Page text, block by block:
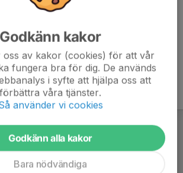
Godkänn kakor
oss av kakor (cookies) för att vår
fungera bra för dig. De används
i syfte att hjälpa oss att
förbättra våra tjänster.
använder vi cookies
Godkänn alla kakor
Bara nödvändiga